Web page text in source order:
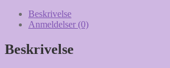
Beskrivelse
Anmeldelser (0)
Beskrivelse